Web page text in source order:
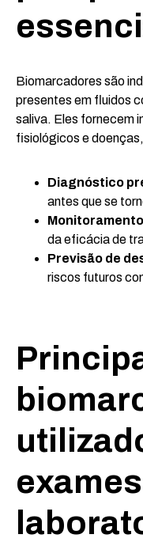
Biomarcadores são
presentes em fluidos
saliva. Eles fornecem
fisiológicos e
Diagnóstico
antes que se
da eficácia de
Previsão de
riscos futuros
exames